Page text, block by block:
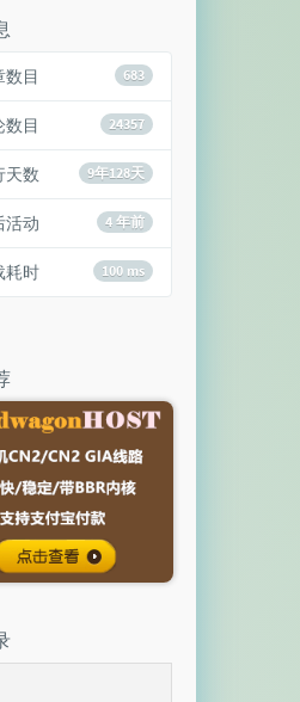
留言的不发。
683
数目
24357
数目
9年128天
天数
4 年前
活动
100 ms
耗时